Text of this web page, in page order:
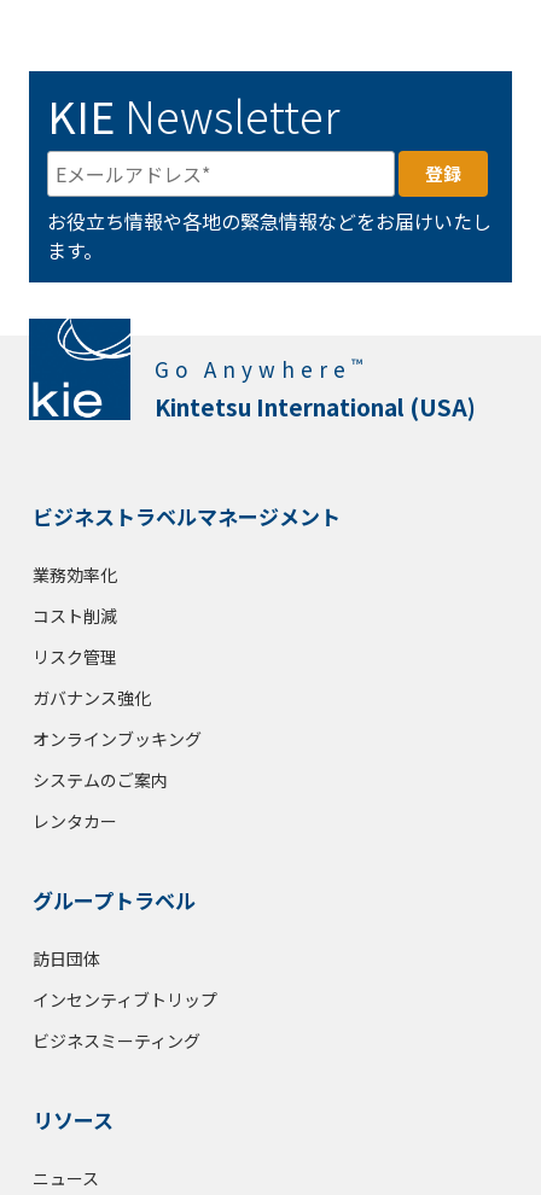
KIE Newsletter
お役立ち情報や各地の緊急情報などをお届けいたし
ます。
Go Anywhere ™
Kintetsu International (USA)
ビジネストラベルマネージメント
業務効率化
コスト削減
リスク管理
ガバナンス強化
オンラインブッキング
システムのご案内
レンタカー
グループトラベル
訪日団体
インセンティブトリップ
ビジネスミーティング
リソース
ニュース